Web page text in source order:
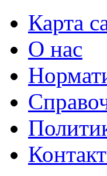
Карта
О нас